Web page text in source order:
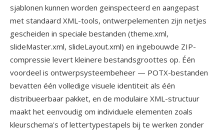
sjablonen kunnen worden geinspecteerd en aangepast
met standaard XML-tools, ontwerpelementen zijn netjes
gescheiden in speciale bestanden (theme.xml,
slideMaster.xml, slideLayout.xml) en ingebouwde ZIP-
compressie levert kleinere bestandsgroottes op. Één
voordeel is ontwerpsysteembeheer — POTX-bestanden
bevatten één volledige visuele identiteit als één
distribueerbaar pakket, en de modulaire XML-structuur
maakt het eenvoudig om individuele elementen zoals
kleurschema's of lettertypestapels bij te werken zonder